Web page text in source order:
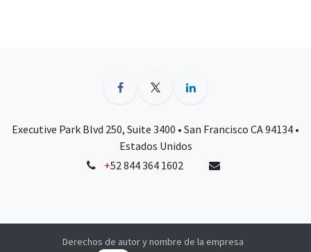
Executive Park Blvd 250, Suite 3400 • San Francisco CA 94134 •
Estados Unidos
+52 844 364 1602
Derechos de autor y nombre de la empresa